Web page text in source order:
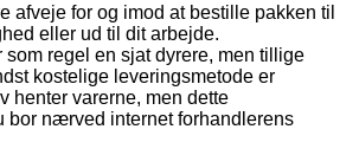
afveje for og imod at bestille pakken til
eller ud til dit arbejde.
som regel en sjat dyrere, men tillige
kostelige leveringsmetode er
henter varerne, men dette
bor nærved internet forhandlerens